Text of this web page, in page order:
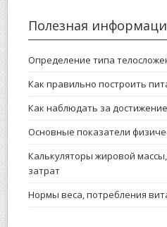
Полезная
Определение типа
Как правильно построить
Как наблюдать за
Основные показатели
Калькуляторы жировой
затрат
Нормы веса, потребления